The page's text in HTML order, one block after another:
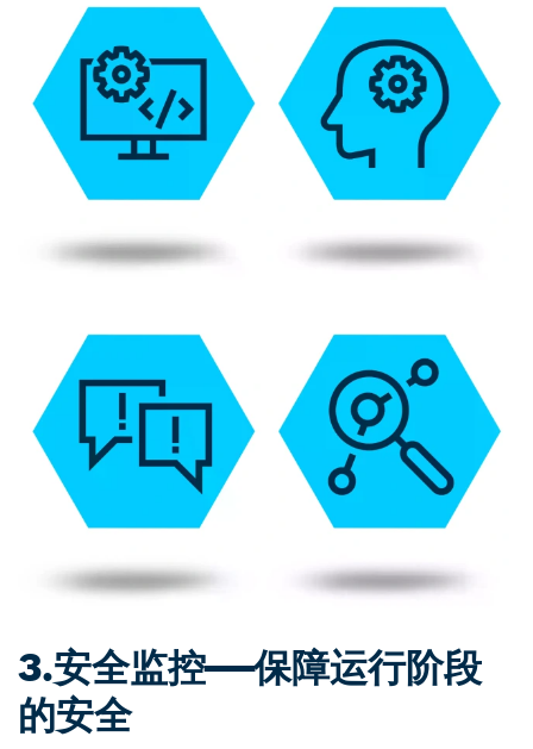
3.安全监控——保障运行阶段
的安全